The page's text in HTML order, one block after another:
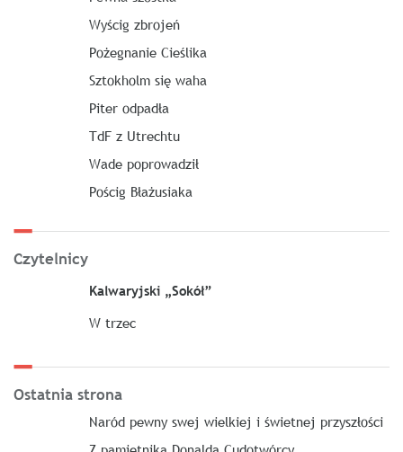
Wyścig zbrojeń
Pożegnanie Cieślika
Sztokholm się waha
Piter odpadła
TdF z Utrechtu
Wade poprowadził
Pościg Błażusiaka
Czytelnicy
Kalwaryjski „Sokół”
W trzec
Ostatnia strona
Naród pewny swej wielkiej i świetnej przyszłości